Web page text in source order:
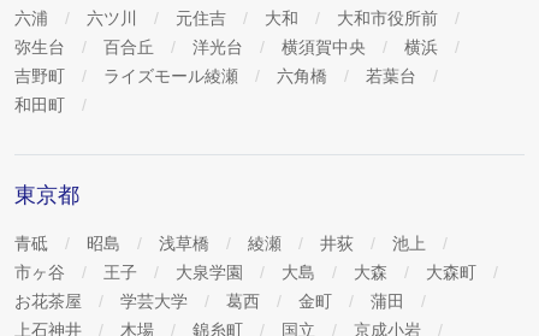
六浦
六ツ川 元住吉 大和
大和市役所前
弥生台
百合丘 洋光台 横須賀中央
横浜
吉野町
ライズモール綾瀬 六角橋
若葉台
和田町
東京都
青砥 昭島 浅草橋 綾瀬 井荻
池上
市ヶ谷
王子 大泉学園 大島 大森
大森町
お花茶屋
学芸大学 葛西 金町
蒲田
上石神井
木場 錦糸町 国立
京成小岩